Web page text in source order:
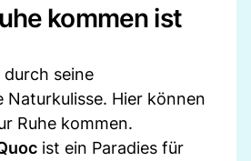
kommen ist
seine
Naturkulisse. Hier können
Ruhe kommen.
ist ein Paradies für